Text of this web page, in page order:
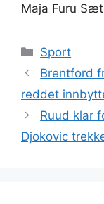
Maja Furu
Kategorier
Sport
Brentford
reddet
Ruud klar
Djokovic